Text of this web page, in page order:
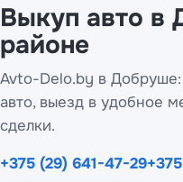
Выкуп авто в
районе
Avto-Delo.by в
авто, выезд в удобное
сделки.
+375 (29) 641-47-29